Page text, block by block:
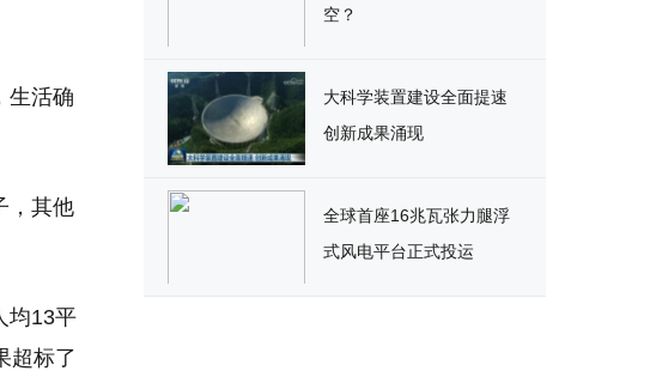
生活确
，其他
均13平
超标了
空？
大科学装置建设全面提速
创新成果涌现
全球首座16兆瓦张力腿浮
式风电平台正式投运